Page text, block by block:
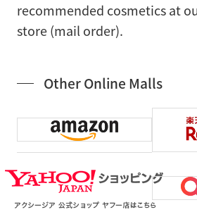
recommended cosmetics at
store (mail order).
Other Online Malls